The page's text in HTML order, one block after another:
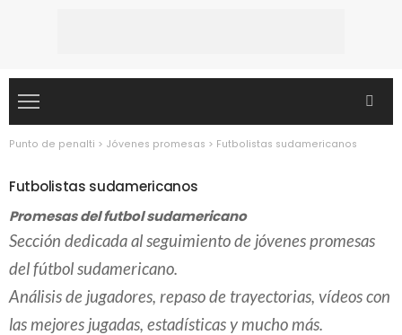
Punto de penalti > Jóvenes promesas > Futbolistas sudamericanos
Futbolistas sudamericanos
Promesas del futbol sudamericano
Sección dedicada al seguimiento de jóvenes promesas
del fútbol sudamericano.
Análisis de jugadores, repaso de trayectorias, vídeos con
las mejores jugadas, estadísticas y mucho más.